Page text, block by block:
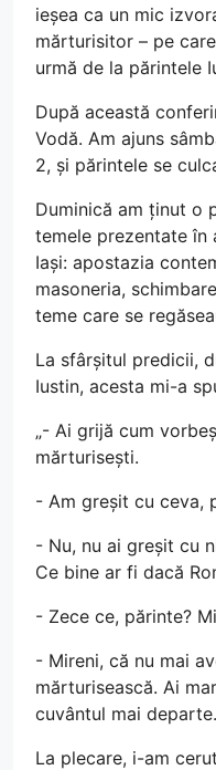
ieșea ca un mic
mărturisitor – pe
urmă de la părintele
După această
Vodă. Am ajuns
2, și părintele se
Duminică am ținut o
temele prezentate în
Iași: apostazia
masoneria,
teme care se
La sfârșitul predicii,
Iustin, acesta mi-a
„- Ai grijă cum
mărturisești.
- Am greșit cu ceva,
- Nu, nu ai greșit cu
Ce bine ar fi dacă
- Zece ce, părinte?
- Mireni, că nu mai
mărturisească. Ai
cuvântul mai departe.
La plecare, i-am